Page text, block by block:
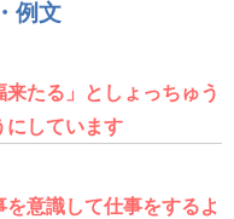
例文
たる」としょっちゅう
にしています
を意識して仕事をするよ